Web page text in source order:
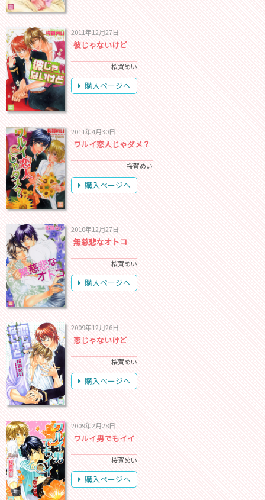
2011年12月27日
彼じゃないけど
桜賀めい
購入ページへ
2011年4月30日
ワルイ恋人じゃダメ？
桜賀めい
購入ページへ
2010年12月27日
無慈悲なオトコ
桜賀めい
購入ページへ
2009年12月26日
恋じゃないけど
桜賀めい
購入ページへ
2009年2月28日
ワルイ男でもイイ
桜賀めい
購入ページへ